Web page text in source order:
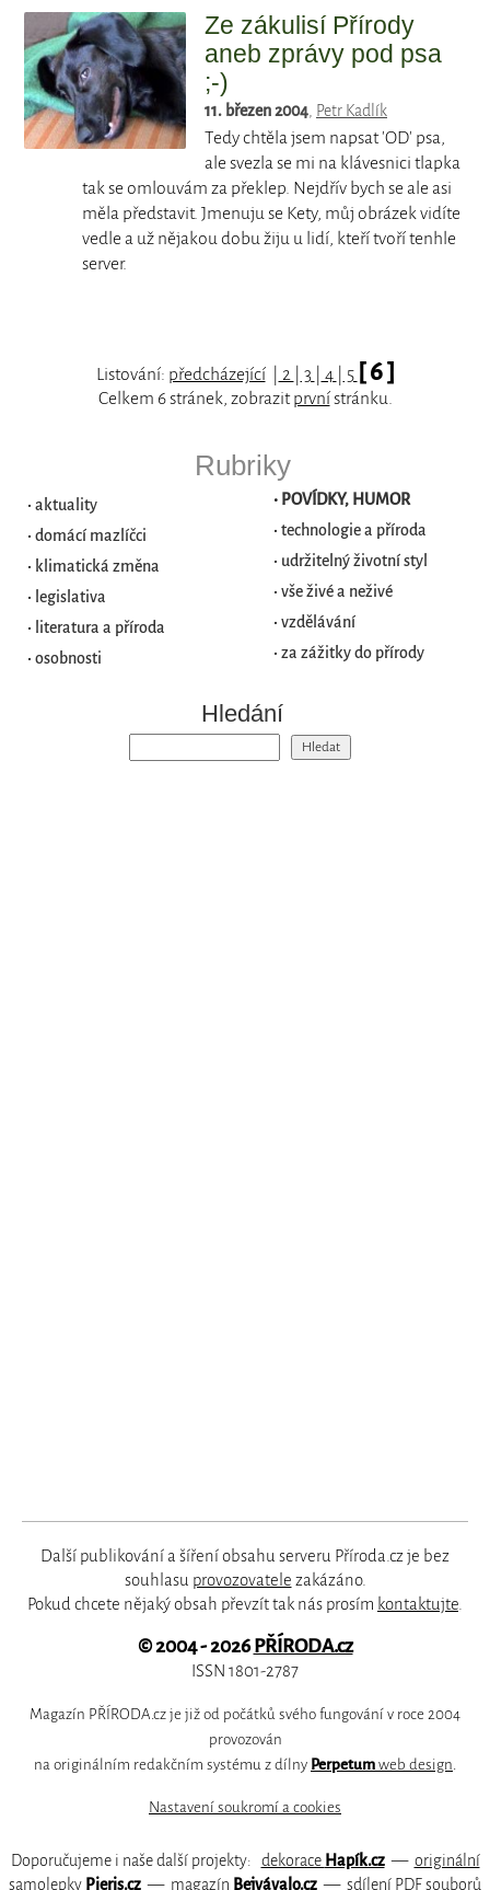
Ze zákulisí Přírody
aneb zprávy pod psa
;-)
11. březen 2004 Petr Kadlík
Tedy chtěla jsem napsat 'OD' psa,
ale svezla se mi na klávesnici tlapka
tak se omlouvám za překlep. Nejdřív bych se ale asi
měla představit. Jmenuju se Kety, můj obrázek vidíte
vedle a už nějakou dobu žiju u lidí, kteří tvoří tenhle
server.
Listování: předcházející| 2 3 4 5 [ 6 ]
Celkem 6 stránek, zobrazitprvnístránku.
Rubriky
• aktuality
• domácí mazlíčci
• klimatická změna
• legislativa
• literatura a příroda
• osobnosti
• POVÍDKY, HUMOR
• technologie a příroda
• udržitelný životní styl
• vše živé a neživé
• vzdělávání
• za zážitky do přírody
Hledání
Další publikování a šíření obsahu serveru Příroda.cz je bez
souhlasu provozovatele zakázáno.
Pokud chcete nějaký obsah převzít tak nás prosím kontaktujte
© 2004 - 2026PŘÍRODA.cz
ISSN 1801-2787
Magazín PŘÍRODA.cz je již od počátků svého fungování v roce 2004
provozován
na originálním redakčním systému z dílny Perpetum web design
Nastavení soukromí a cookies
Doporučujeme i naše další projekty: dekorace Hapík.cz— originální
samolepky Pieris.cz — magazín Bejvávalo.cz — sdílení PDF souborů